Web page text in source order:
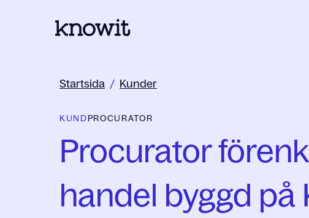
Till startsidan på Knowit
Startsida / Kunder
KUNDPROCURATOR
Procurator
handel byggd